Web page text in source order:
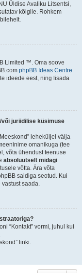
Üldise Avaliku Litsentsi,
kõigile. Rohkem
Limited ™. Oma soove
phpBB Ideas Centre
ideede eest, ning lisada
või juriidilise küsimuse
leheküljel välja
omanikuga (tee
võta ühendust teenuse
absoluutselt midagi
võtta. Ära võta
saidiga seotud. Kui
saada.
“Kontakt” vormi, juhul kui
linki.